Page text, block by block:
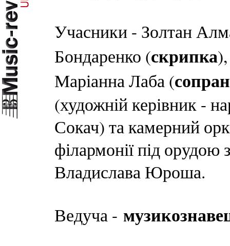
Учасники - Золтан
Бондаренко (скрипка
Маріанна Лаба (
(художній керівник -
Сокач) та камерний
філармонії під орудою
Владислава Юроша.
Ведуча -